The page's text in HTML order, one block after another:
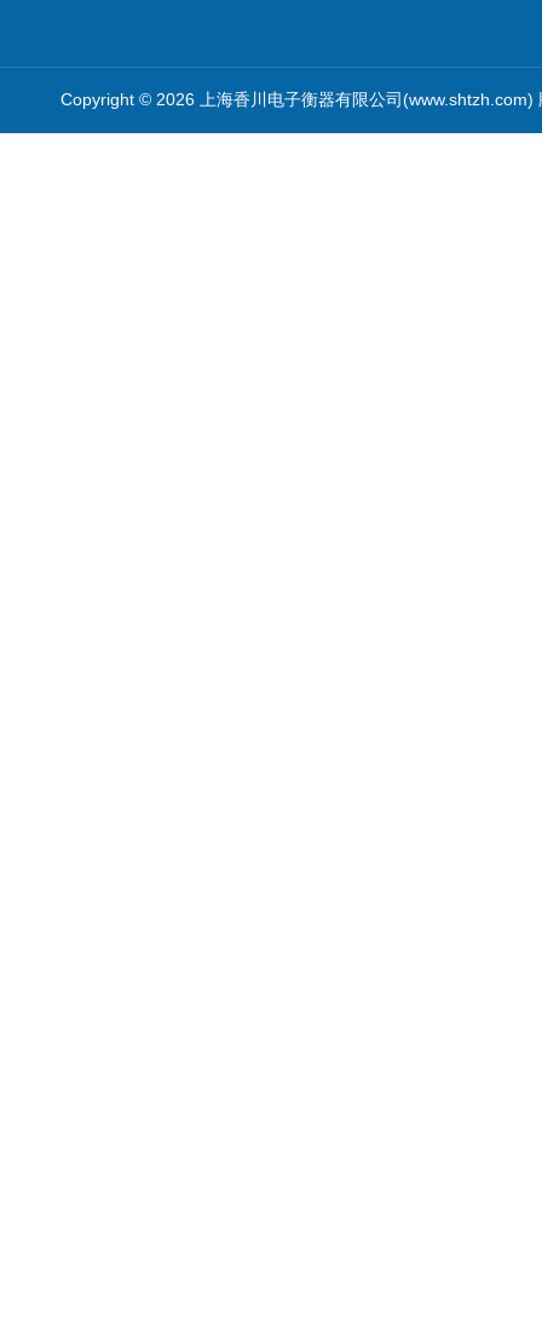
Copyright © 2026 上海香川电子衡器有限公司(www.shtzh.com)